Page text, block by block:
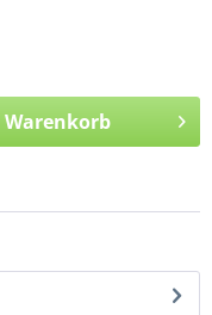
Warenkorb